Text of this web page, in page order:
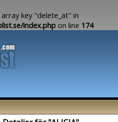
key "delete_at" in
index.php on line 174